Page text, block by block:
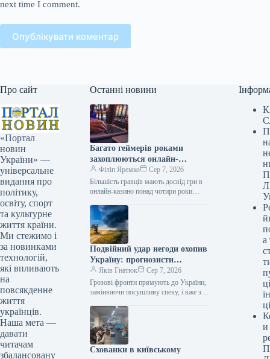
next time I comment.
Опублікувати коментар
Про сайт
«Портал
новин
України» —
універсальне
видання про
політику,
освіту, спорт
та культурне
життя країни.
Ми стежимо і
за новинками
технологій,
які впливають
на
повсякденне
життя
українців.
Наша мета —
давати
читачам
збалансовану
Останні новини
Багато геймерів роками
захоплюються онлайн-
розвагами, часто більше
чотирьох років.
Філіп Яремко
Сер 7, 2026
Більшість гравців мають досвід гри в
онлайн-казино понад чотири роки
Укрінформ Майже 56% учасників
опитування ринку азартних…
Подвійний удар негоди охопив
Україну: прогнозисти
попереджають і вказують
найризикованіші дні (карта)
Яків Гнатюк
Сер 7, 2026
Грозові фронти прямують до України,
замінюючи посушливу спеку, і вже з 8
температури з більшості регіонів.…
Схованки в київському
Л
а
ці
и